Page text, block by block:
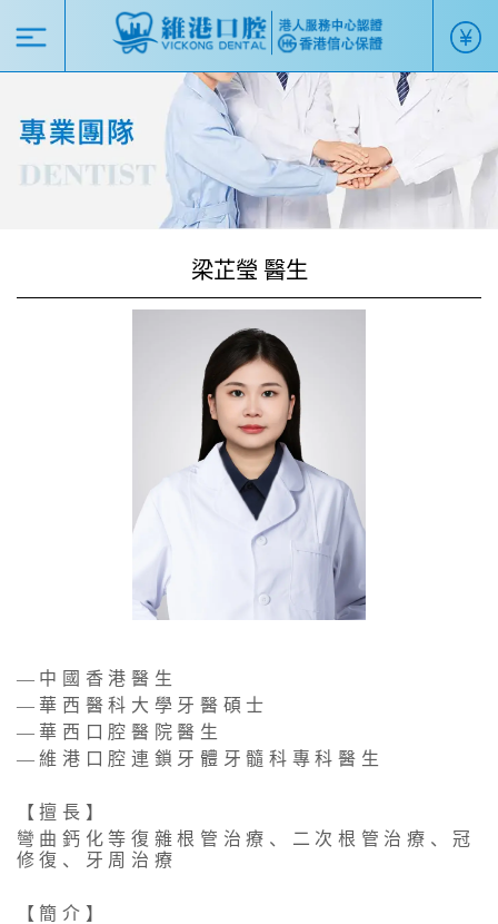
梁芷瑩 醫生
—中國香港醫生
—華西醫科大學牙醫碩士
—華西口腔醫院醫生
—維港口腔連鎖牙體牙髓科專科醫生
【擅長】
彎曲鈣化等復雜根管治療、二次根管治療、冠
修復、牙周治療
【簡介】